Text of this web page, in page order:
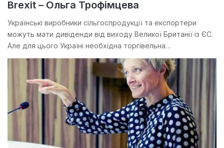
Brexit – Ольга Трофімцева
Українські виробники сільгоспродукції та експортери
можуть мати дивіденди від виходу Великої Британії із ЄС.
Але для цього Україні необхідна торгівельна…